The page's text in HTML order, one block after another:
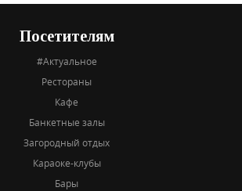
Посетителям
#Актуальное
Рестораны
Кафе
Банкетные залы
Загородный отдых
Караоке-клубы
Бары